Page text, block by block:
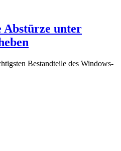
unter
Bestandteile des Windows-